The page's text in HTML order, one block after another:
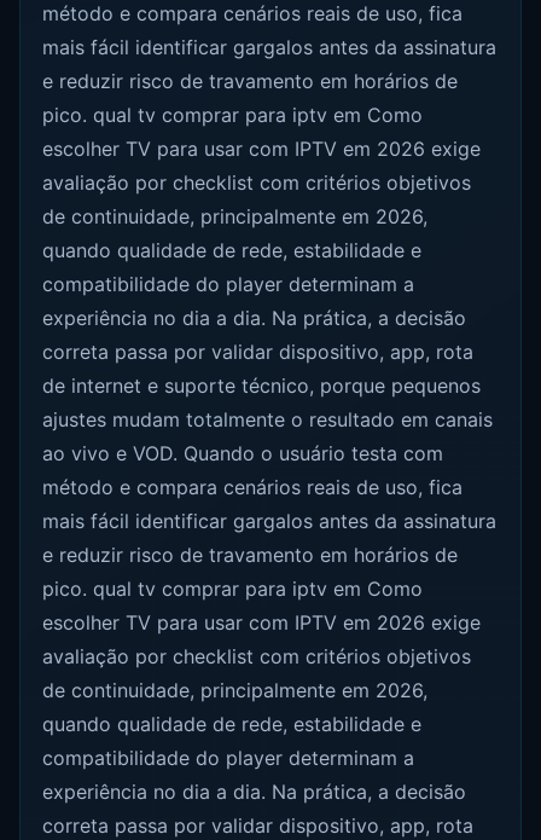
método e compara cenários reais de uso, fica
mais fácil identificar gargalos antes da assinatura
e reduzir risco de travamento em horários de
pico. qual tv comprar para iptv em Como
escolher TV para usar com IPTV em 2026 exige
avaliação por checklist com critérios objetivos
de continuidade, principalmente em 2026,
quando qualidade de rede, estabilidade e
compatibilidade do player determinam a
experiência no dia a dia. Na prática, a decisão
correta passa por validar dispositivo, app, rota
de internet e suporte técnico, porque pequenos
ajustes mudam totalmente o resultado em canais
ao vivo e VOD. Quando o usuário testa com
método e compara cenários reais de uso, fica
mais fácil identificar gargalos antes da assinatura
e reduzir risco de travamento em horários de
pico. qual tv comprar para iptv em Como
escolher TV para usar com IPTV em 2026 exige
avaliação por checklist com critérios objetivos
de continuidade, principalmente em 2026,
quando qualidade de rede, estabilidade e
compatibilidade do player determinam a
experiência no dia a dia. Na prática, a decisão
correta passa por validar dispositivo, app, rota